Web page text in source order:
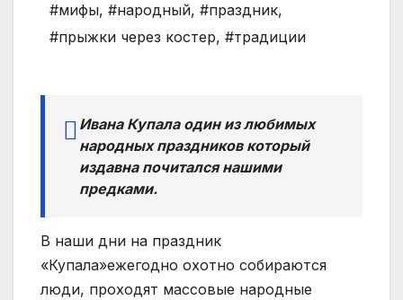
#мифы, #народный, #праздник,
#прыжки через костер, #традиции
Ивана Купала один из любимых
народных праздников который
издавна почитался нашими
предками.
В наши дни на праздник
«Купала»ежегодно охотно собираются
люди, проходят массовые народные